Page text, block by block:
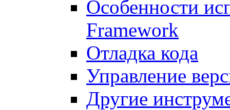
Особенности
Framework
Отладка кода
Управление
Другие